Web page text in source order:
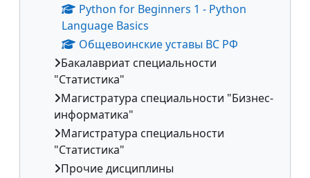
Python for Beginners 1 - Python
Language Basics
Общевоинские уставы ВС РФ
Бакалавриат специальности
"Статистика"
Магистратура специальности "Бизнес-
информатика"
Магистратура специальности
"Статистика"
Прочие дисциплины